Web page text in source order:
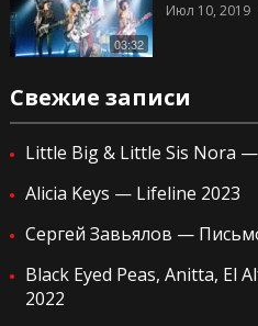
03:32
Июл 10, 2019
Свежие записи
Little Big & Little Sis Nora
Alicia Keys — Lifeline 2023
Сергей Завьялов —
Black Eyed Peas, Anitta, El
2022